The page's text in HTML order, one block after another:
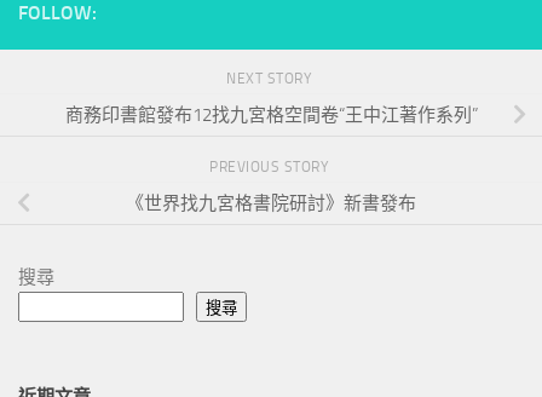
FOLLOW:
NEXT STORY
商務印書館發布12找九宮格空間卷“王中江著作系列”
PREVIOUS STORY
《世界找九宮格書院研討》新書發布
搜尋
搜尋